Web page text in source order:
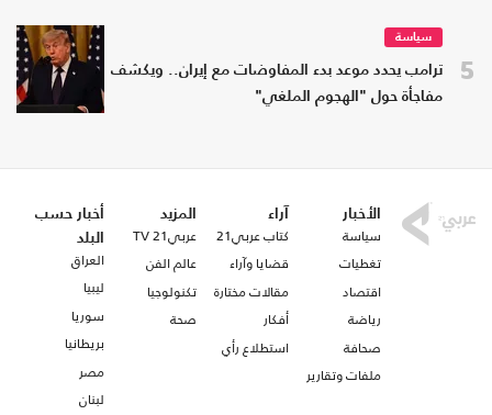
5
سياسة
ترامب يحدد موعد بدء المفاوضات مع إيران.. ويكشف
مفاجأة حول "الهجوم الملغي"
الأخبار
سياسة
تغطيات
اقتصاد
رياضة
صحافة
ملفات وتقارير
آراء
كتاب عربي21
قضايا وآراء
مقالات مختارة
أفكار
استطلاع رأي
المزيد
عربي21 TV
عالم الفن
تكنولوجيا
صحة
أخبار حسب
البلد
العراق
ليبيا
سوريا
بريطانيا
مصر
لبنان